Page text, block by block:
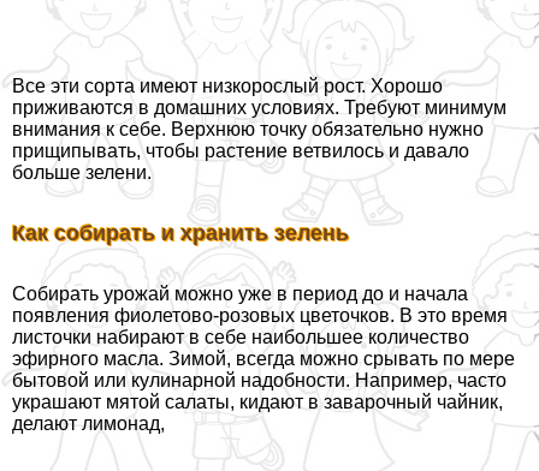
Все эти сорта имеют низкорослый рост. Хорошо
приживаются в домашних условиях. Требуют минимум
внимания к себе. Верхнюю точку обязательно нужно
прищипывать, чтобы растение ветвилось и давало
больше зелени.
Как собирать и хранить зелень
Собирать урожай можно уже в период до и начала
появления фиолетово-розовых цветочков. В это время
листочки набирают в себе наибольшее количество
эфирного масла. Зимой, всегда можно срывать по мере
бытовой или кулинарной надобности. Например, часто
украшают мятой салаты, кидают в заварочный чайник,
делают лимонад,